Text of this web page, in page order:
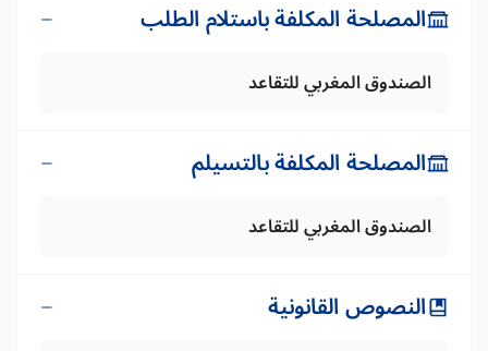
المصلحة المكلفة باستلام الطلب
الصندوق المغربي للتقاعد
المصلحة المكلفة بالتسيلم
الصندوق المغربي للتقاعد
النصوص القانونية